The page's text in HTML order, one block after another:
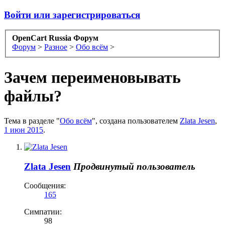
Войти или зарегистрироваться
OpenCart Russia Форум
Форум > Разное > Обо всём >
Зачем переименовывать
файлы?
Тема в разделе "Обо всём", создана пользователем Zlata Jesen,
1 июн 2015.
Zlata Jesen Продвинутый пользователь
Сообщения:
165
Симпатии:
98